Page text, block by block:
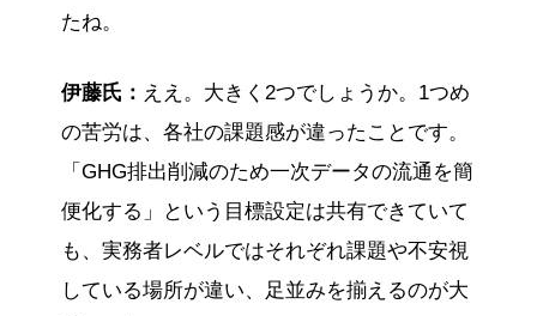
たね。
伊藤氏： ええ。大きく2つでしょうか。1つめ
の苦労は、各社の課題感が違ったことです。
「GHG排出削減のため一次データの流通を簡
便化する」という目標設定は共有できていて
も、実務者レベルではそれぞれ課題や不安視
している場所が違い、足並みを揃えるのが大